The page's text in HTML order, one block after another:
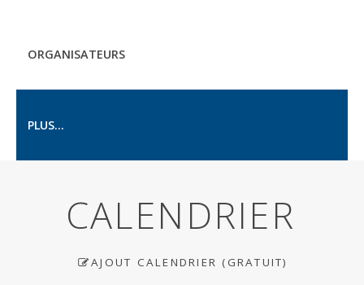
ORGANISATEURS
PLUS...
CALENDRIER
AJOUT CALENDRIER (GRATUIT)